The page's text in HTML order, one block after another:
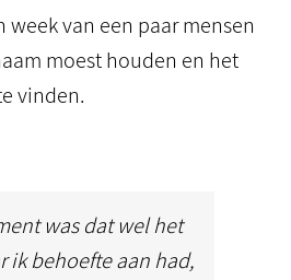
week van een paar mensen
moest houden en het
vinden.
was dat wel het
ik behoefte aan had,